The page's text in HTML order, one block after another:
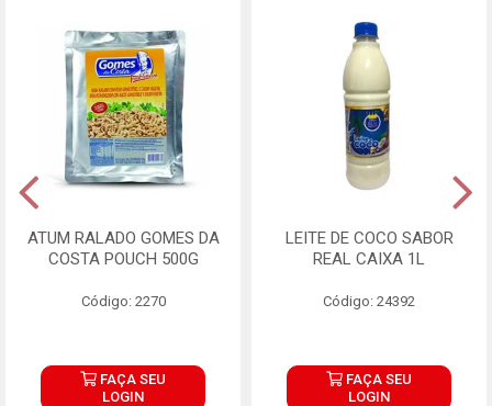
ATUM RALADO GOMES DA
COSTA POUCH 500G
Código: 2270
FAÇA SEU
LOGIN
LEITE DE COCO SABOR
REAL CAIXA 1L
Código: 24392
FAÇA SEU
LOGIN